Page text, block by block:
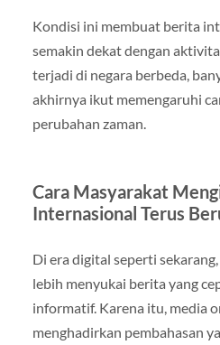
Kondisi ini membuat berita
semakin dekat dengan
terjadi di negara berbeda,
akhirnya ikut memengaruhi
perubahan zaman.
Cara Masyarakat
Internasional Terus
Di era digital seperti
lebih menyukai berita yang
informatif. Karena itu, media
menghadirkan pembahasan